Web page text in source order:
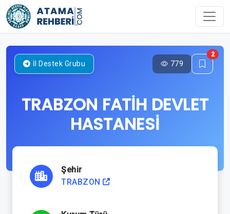
TRABZON FATİH DEVLET
HASTANESİ
İl Destek Grubu 779
2
Şehir
TRABZON